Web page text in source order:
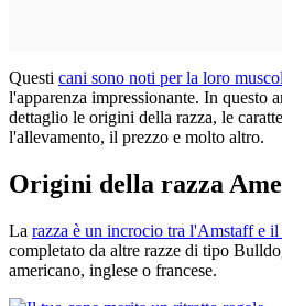
Questi cani sono noti per la loro
l'apparenza impressionante. In questo
dettaglio le origini della razza, le
l'allevamento, il prezzo e molto altro.
Origini della razza
La razza è un incrocio tra l'Amstaff e
completato da altre razze di tipo
americano, inglese o francese.